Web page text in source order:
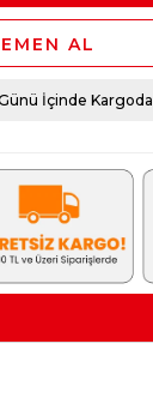
İçinde Kargoda